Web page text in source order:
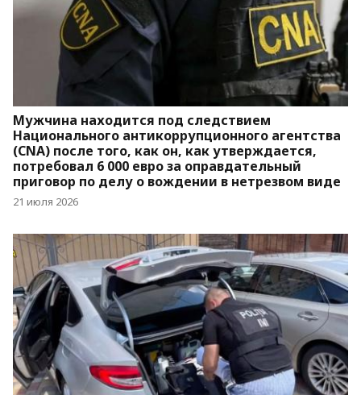
Мужчина находится под следствием
Национального антикоррупционного агентства
(CNA) после того, как он, как утверждается,
потребовал 6 000 евро за оправдательный
приговор по делу о вождении в нетрезвом виде
21 июля 2026